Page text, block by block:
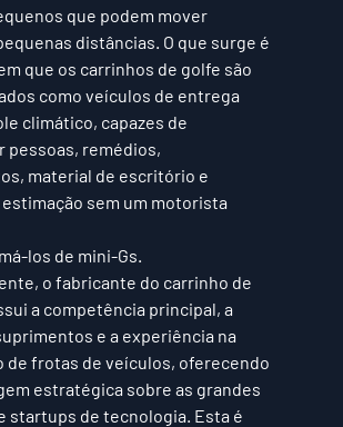
que podem mover
distâncias. O que surge é
que os carrinhos de golfe são
como veículos de entrega
climático, capazes de
pessoas, remédios,
material de escritório e
sem um motorista
los de mini-Gs.
o fabricante do carrinho de
a competência principal, a
e a experiência na
de frotas de veículos, oferecendo
estratégica sobre as grandes
startups de tecnologia. Esta é